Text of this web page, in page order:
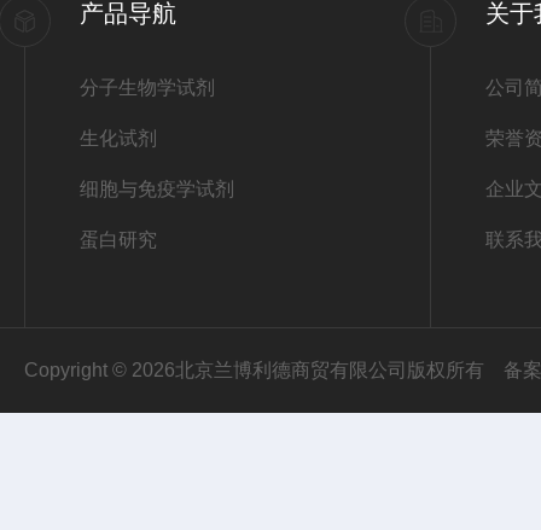
产品导航
分子生物学试剂
生化试剂
细胞与免疫学试剂
蛋白研究
关于
公司
荣誉
企业
联系
Copyright © 2026北京兰博利德商贸有限公司版权所有 备